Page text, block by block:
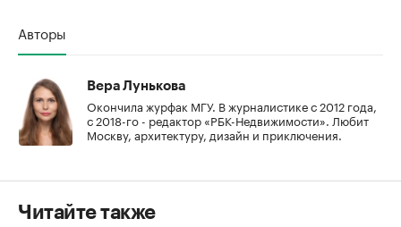
Авторы
Вера Лунькова
Окончила журфак МГУ. В журналистике с 2012 года,
с 2018-го - редактор «РБК-Недвижимости». Любит
Москву, архитектуру, дизайн и приключения.
Читайте также